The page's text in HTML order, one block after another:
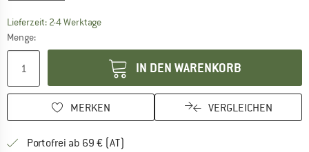
Lieferzeit: 2-4 WerktageDer Link öffnet sich in einer Infobox und
Menge:
IN DEN WARENKORB
MERKEN VERGLEICHEN
Portofrei ab 69 € (AT)